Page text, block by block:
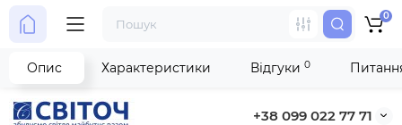
+38 099 022 77 71
0
Опис Характеристики Відгуки 0